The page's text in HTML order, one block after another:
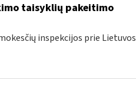
taisyklių pakeitimo
inspekcijos prie Lietuvos